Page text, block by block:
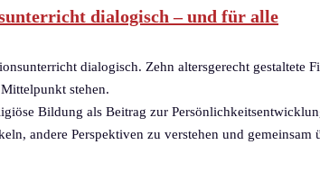
dialogisch – und für alle
dialogisch. Zehn altersgerecht
stehen.
Bildung als Beitrag zur
andere Perspektiven zu verstehen und gemeinsam